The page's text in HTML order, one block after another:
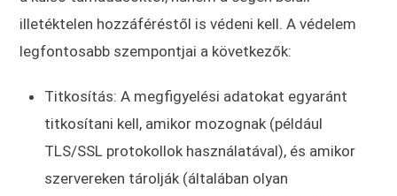
illetéktelen hozzáféréstől is védeni kell. A védelem
legfontosabb szempontjai a következők:
Titkosítás: A megfigyelési adatokat egyaránt
titkosítani kell, amikor mozognak (például
TLS/SSL protokollok használatával), és amikor
szervereken tárolják (általában olyan